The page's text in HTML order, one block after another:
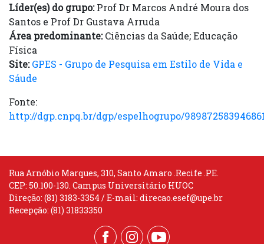
Líder(es) do grupo:Prof Dr Marcos André Moura dos
Santos e Prof Dr Gustava Arruda
Área predominante:Ciências da Saúde; Educação
Física
Site: GPES - Grupo de Pesquisa em Estilo de Vida e
Sáude
Fonte:
http://dgp.cnpq.br/dgp/espelhogrupo/
Rua Arnóbio Marques, 310, Santo Amaro .Recife .PE.
CEP: 50.100-130. Campus Universitário HUOC
Direção: (81) 3183-3354 / E-mail: direcao.esef@upe.br
Recepção: (81) 31833350